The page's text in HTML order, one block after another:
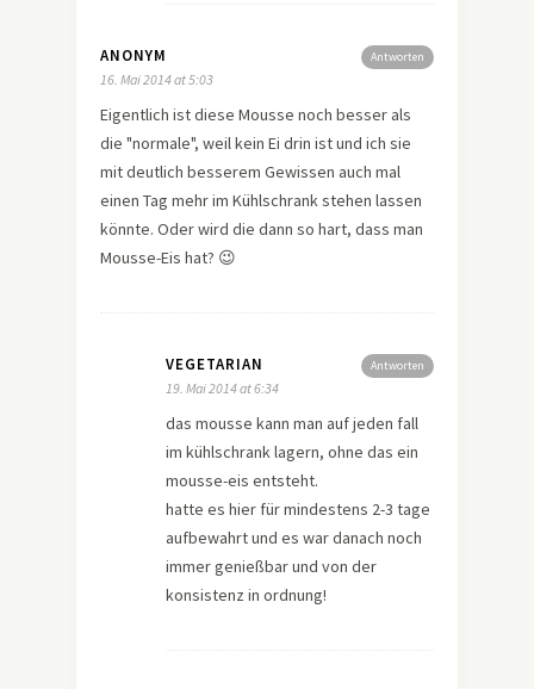
Antworten
ANONYM
16. Mai 2014 at 5:03
Eigentlich ist diese Mousse noch besser als
die "normale", weil kein Ei drin ist und ich sie
mit deutlich besserem Gewissen auch mal
einen Tag mehr im Kühlschrank stehen lassen
könnte. Oder wird die dann so hart, dass man
Mousse-Eis hat? 😉
Antworten
VEGETARIAN
19. Mai 2014 at 6:34
das mousse kann man auf jeden fall
im kühlschrank lagern, ohne das ein
mousse-eis entsteht.
hatte es hier für mindestens 2-3 tage
aufbewahrt und es war danach noch
immer genießbar und von der
konsistenz in ordnung!